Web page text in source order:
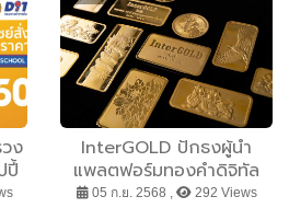
ง
ปี้
InterGOLD ปักธงผู้นำ
แพลตฟอร์มทองคำดิจิทัล
ขยายตลาดรับทองจริงทั่ว
05 ก.ย. 2568 , 292 Views